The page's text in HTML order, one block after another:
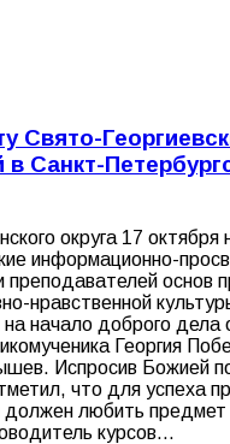
Свято-
Санкт-
округа 17 октября
информационно-
основ
нравственной
начало доброго дела
Георгия
Испросив Божией
что для успеха
любить предмет
курсов…